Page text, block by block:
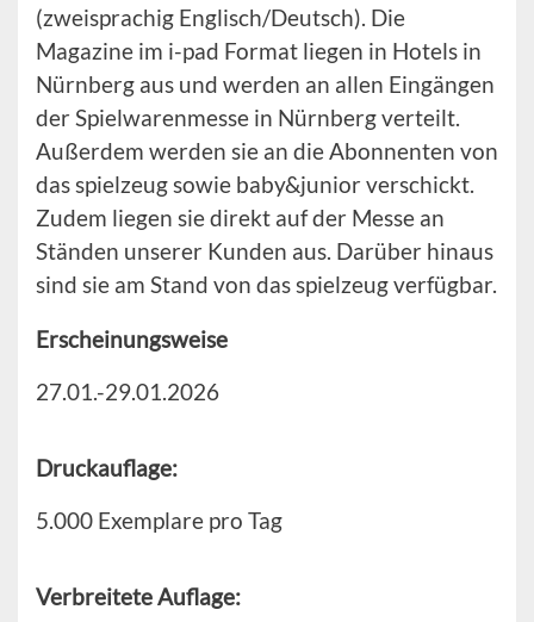
(zweisprachig Englisch/Deutsch). Die
Magazine im i-pad Format liegen in Hotels in
Nürnberg aus und werden an allen Eingängen
der Spielwarenmesse in Nürnberg verteilt.
Außerdem werden sie an die Abonnenten von
das spielzeug sowie baby&junior verschickt.
Zudem liegen sie direkt auf der Messe an
Ständen unserer Kunden aus. Darüber hinaus
sind sie am Stand von das spielzeug verfügbar.
Erscheinungsweise
27.01.-29.01.2026
Druckauflage:
5.000 Exemplare pro Tag
Verbreitete Auflage: